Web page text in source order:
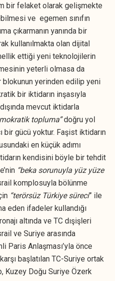
bir felaket olarak gelişmekte
ve egemen sınıfın
çıkarmanın yanında bir
kullanılmakta olan dijital
ettiği yeni teknolojilerin
yeterli olmasa da
yerinden edilip yeni
bir iktidarın inşasıyla
mevcut iktidarla
topluma”doğru yol
bir gücü yoktur. Faşist iktidarın
en küçük adımı
kendisini böyle bir tehdit
“beka sorunuyla yüz yüze
komplosuyla bölünme
“terörsüz Türkiye süreci” ile
eden ifadeler kullandığı
altında ve TC dışişleri
ve Suriye arasında
Paris Anlaşması’yla önce
başlatılan TC-Suriye ortak
Kuzey Doğu Suriye Özerk